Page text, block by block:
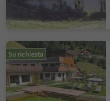
Su richiesta